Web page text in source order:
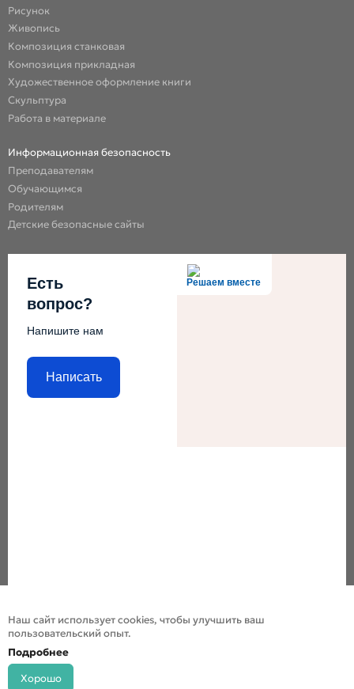
Рисунок
Живопись
Композиция станковая
Композиция прикладная
Художественное оформление книги
Скульптура
Работа в материале
Информационная безопасность
Преподавателям
Обучающимся
Родителям
Детские безопасные сайты
Решаем вместе
Есть
вопрос?
Напишите нам
Написать
Наш сайт использует cookies, чтобы улучшить ваш
пользовательский опыт.
Подробнее
Хорошо